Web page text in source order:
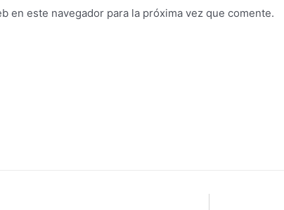
en este navegador para la próxima vez que comente.